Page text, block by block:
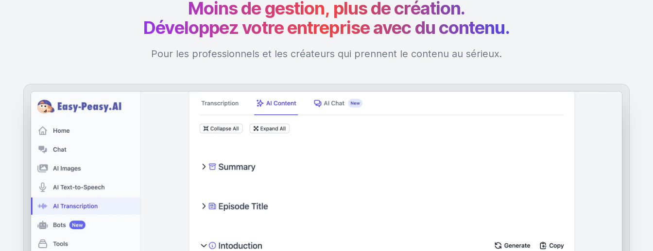
Moins de gestion, plus de création.
Développez votre entreprise avec du contenu.
Pour les professionnels et les créateurs qui prennent le contenu au sérieux.